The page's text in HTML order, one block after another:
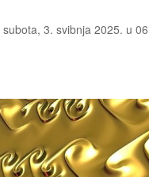
subota, 3. svibnja 2025. u